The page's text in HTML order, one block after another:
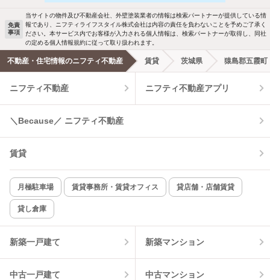
駐車場あり ペット相談
洗濯機置場あり 独立洗面台
エアコンあり 都市ガス
温水洗浄便座 オートロック
コンロ2口以上
新着のみ インターネット無料
該当件数:
2
免責
事項
当サイトの物件及び不動産会社、外壁塗装業者の情報は検索パートナーが提供している情
報であり、ニフティライフスタイル株式会社は内容の責任を負わないことを予めご了承く
ださい。本サービス内でお客様が入力される個人情報は、検索パートナーが取得し、同社
の定める個人情報規約に従って取り扱われます。
不動産・住宅情報のニフティ不動産 賃貸 茨城県 猿島郡五霞町
ニフティ不動産 ニフティ不動産アプリ
＼Because／ ニフティ不動産
賃貸
月極駐車場 賃貸事務所・賃貸オフィス 貸店舗・店舗賃貸
貸し倉庫
新築一戸建て 新築マンション
中古一戸建て 中古マンション